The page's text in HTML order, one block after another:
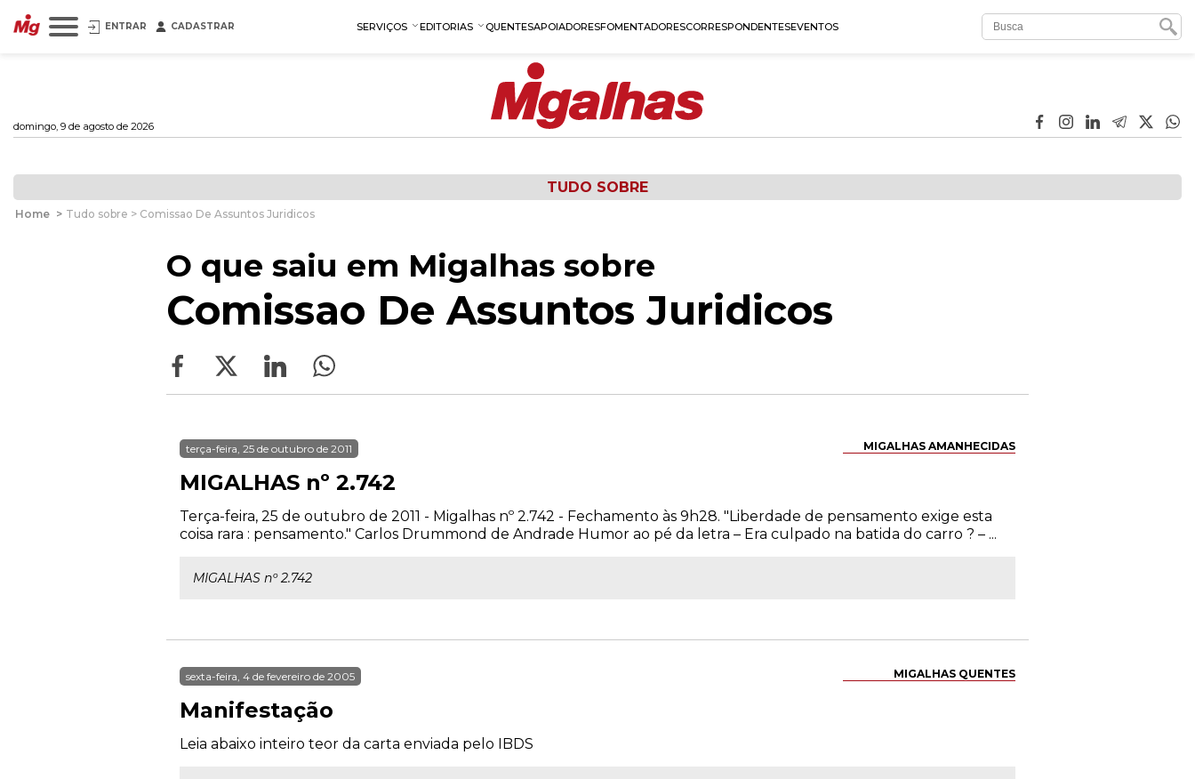
ENTRAR CADASTRAR SERVIÇOS EDITORIAS QUENTESAPOIADORESFOMENTADORESCORRESPONDENTESEVENTOS
domingo, 9 de agosto de 2026
TUDO SOBRE
Home > Tudo sobre > Comissao De Assuntos Juridicos
O que saiu em Migalhas sobre
Comissao De Assuntos Juridicos
MIGALHAS AMANHECIDAS
terça-feira, 25 de outubro de 2011
MIGALHAS nº 2.742
Terça-feira, 25 de outubro de 2011 - Migalhas nº 2.742 - Fechamento às 9h28. "Liberdade de pensamento exige esta
coisa rara : pensamento." Carlos Drummond de Andrade Humor ao pé da letra – Era culpado na batida do carro ? – ...
MIGALHAS nº 2.742
MIGALHAS QUENTES
sexta-feira, 4 de fevereiro de 2005
Manifestação
Leia abaixo inteiro teor da carta enviada pelo IBDS